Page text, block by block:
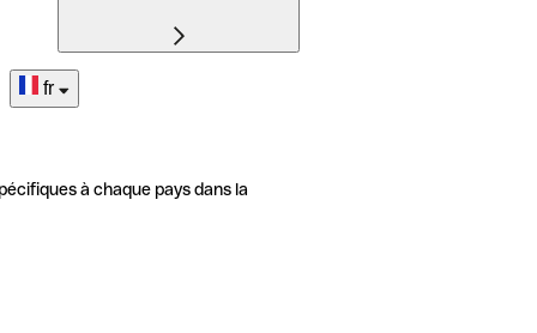
fr
à chaque pays dans la